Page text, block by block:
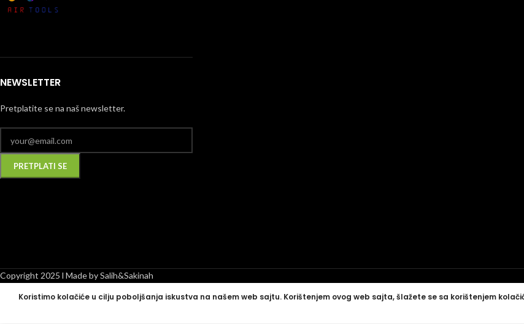
NEWSLETTER
Pretplatite se na naš newsletter.
Copyright 2025 l Made by Salih&Sakinah
Koristimo kolačiće u cilju poboljšanja iskustva na našem web sajtu. Korištenjem ovog web sajta, šlažete se sa korištenjem